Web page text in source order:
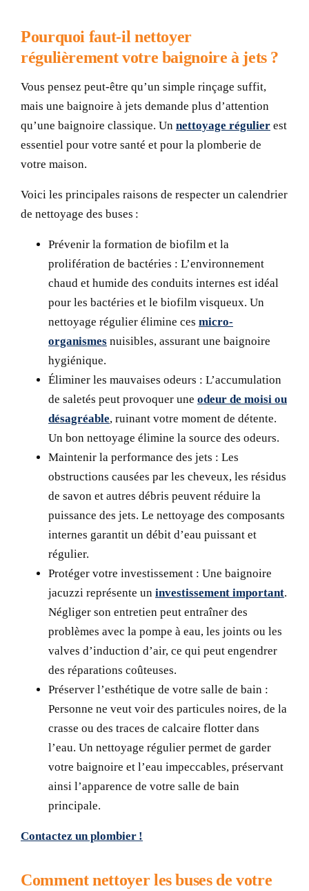
Pourquoi faut-il nettoyer
régulièrement votre baignoire à jets ?
Vous pensez peut-être qu’un simple rinçage suffit,
mais une baignoire à jets demande plus d’attention
qu’une baignoire classique. Un nettoyage régulier est
essentiel pour votre santé et pour la plomberie de
votre maison.
Voici les principales raisons de respecter un calendrier
de nettoyage des buses :
Prévenir la formation de biofilm et la
prolifération de bactéries : L’environnement
chaud et humide des conduits internes est idéal
pour les bactéries et le biofilm visqueux. Un
nettoyage régulier élimine ces micro-
organismes nuisibles, assurant une baignoire
hygiénique.
Éliminer les mauvaises odeurs : L’accumulation
de saletés peut provoquer une odeur de moisi ou
désagréable, ruinant votre moment de détente.
Un bon nettoyage élimine la source des odeurs.
Maintenir la performance des jets : Les
obstructions causées par les cheveux, les résidus
de savon et autres débris peuvent réduire la
puissance des jets. Le nettoyage des composants
internes garantit un débit d’eau puissant et
régulier.
Protéger votre investissement : Une baignoire
jacuzzi représente un investissement important.
Négliger son entretien peut entraîner des
problèmes avec la pompe à eau, les joints ou les
valves d’induction d’air, ce qui peut engendrer
des réparations coûteuses.
Préserver l’esthétique de votre salle de bain :
Personne ne veut voir des particules noires, de la
crasse ou des traces de calcaire flotter dans
l’eau. Un nettoyage régulier permet de garder
votre baignoire et l’eau impeccables, préservant
ainsi l’apparence de votre salle de bain
principale.
Contactez un plombier !
Comment nettoyer les buses de votre